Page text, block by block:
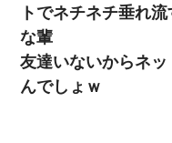
トでネチネチ垂れ
な輩
友達いないからネ
んでしょｗ